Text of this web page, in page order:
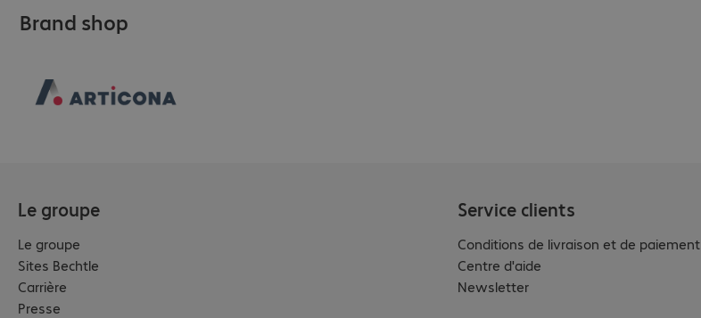
Brand shop
Le groupe
Le groupe
Sites Bechtle
Carrière
Presse
Service clients
Conditions de livraison et de paiement
Centre d'aide
Newsletter